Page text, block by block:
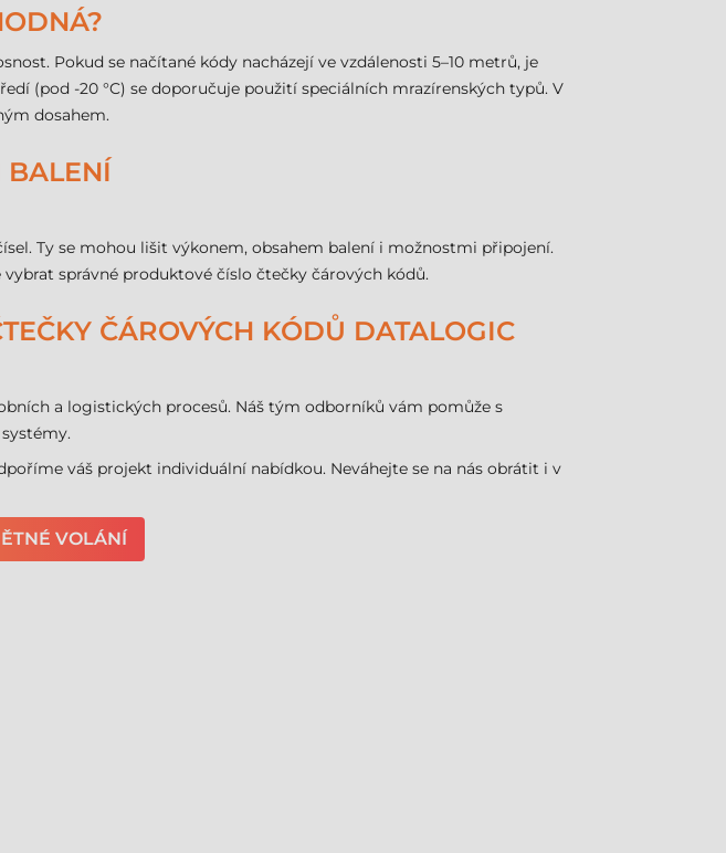
Pokud se načítané kódy nacházejí ve vzdálenosti 5–10 metrů, je
(pod -20 °C) se doporučuje použití speciálních mrazírenských typů. V
dosahem.
BALENÍ
Ty se mohou lišit výkonem, obsahem balení i možnostmi připojení.
správné produktové číslo čtečky čárových kódů.
ČÁROVÝCH KÓDŮ DATALOGIC
a logistických procesů. Náš tým odborníků vám pomůže s
váš projekt individuální nabídkou. Neváhejte se na nás obrátit i v
VOLÁNÍ